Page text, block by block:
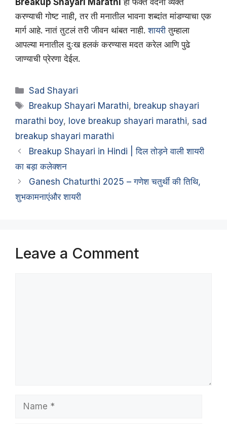
करण्याची गोष्ट नाही, तर ती मनातील भावना शब्दांत मांडण्याचा एक
मार्ग आहे. नातं तुटलं तरी जीवन थांबत नाही.शायरी तुम्हाला
आपल्या मनातील दुःख हलकं करण्यास मदत करेल आणि पुढे
जाण्याची प्रेरणा देईल.
Categories
Sad Shayari
Tags
Breakup Shayari Marathi, breakup shayari
marathi boy, love breakup shayari marathi, sad
breakup shayari marathi
Breakup Shayari in Hindi | दिल तोड़ने वाली शायरी
का बड़ा कलेक्शन
Ganesh Chaturthi 2025 – गणेश चतुर्थी की तिथि,
शुभकामनाएंऔर शायरी
Leave a Comment
Name